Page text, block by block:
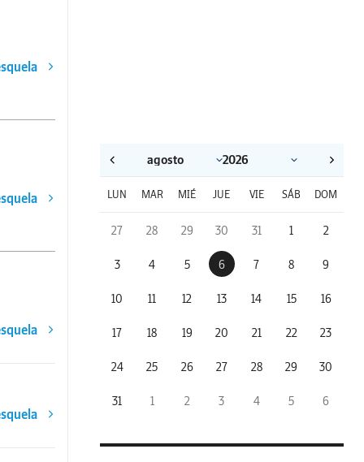
LUN MAR MIÉ JUE VIE SÁB DOM
27 28 29 30 31 1 2
3 4 5 6 7 8 9
10 11 12 13 14 15 16
17 18 19 20 21 22 23
24 25 26 27 28 29 30
31 1 2 3 4 5 6